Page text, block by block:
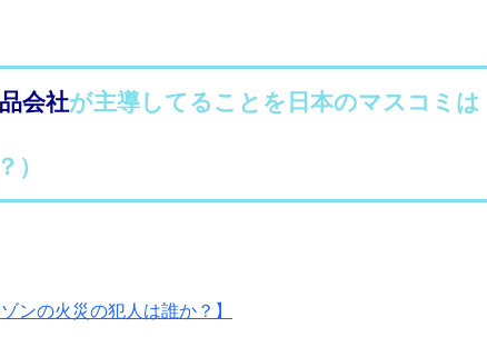
会社が主導してることを日本のマスコミは
）
ンの火災の犯人は誰か？】